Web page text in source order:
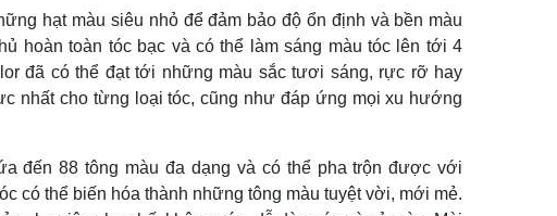
hạt màu siêu nhỏ để đảm bảo độ ổn định và bền màu
hoàn toàn tóc bạc và có thể làm sáng màu tóc lên tới 4
đã có thể đạt tới những màu sắc tươi sáng, rực rỡ hay
nhất cho từng loại tóc, cũng như đáp ứng mọi xu hướng
đến 88 tông màu đa dạng và có thể pha trộn được với
có thể biến hóa thành những tông màu tuyệt vời, mới mẻ.